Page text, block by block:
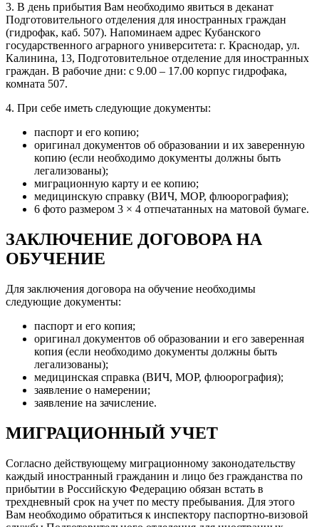
3. В день прибытия Вам необходимо явиться в деканат
Подготовительного отделения для иностранных граждан
(гидрофак, каб. 507). Напоминаем адрес Кубанского
государственного аграрного университета: г. Краснодар, ул.
Калинина, 13, Подготовительное отделение для иностранных
граждан. В рабочие дни: с 9.00 – 17.00 корпус гидрофака,
комната 507.
4. При себе иметь следующие документы:
паспорт и его копию;
оригинал документов об образовании и их заверенную
копию (если необходимо документы должны быть
легализованы);
миграционную карту и ее копию;
медицинскую справку (ВИЧ, МОР, флюорография);
6 фото размером 3 × 4 отпечатанных на матовой бумаге.
ЗАКЛЮЧЕНИЕ ДОГОВОРА НА
ОБУЧЕНИЕ
Для заключения договора на обучение необходимы
следующие документы:
паспорт и его копия;
оригинал документов об образовании и его заверенная
копия (если необходимо документы должны быть
легализованы);
медицинская справка (ВИЧ, МОР, флюорография);
заявление о намерении;
заявление на зачисление.
МИГРАЦИОННЫЙ УЧЕТ
Согласно действующему миграционному законодательству
каждый иностранный гражданин и лицо без гражданства по
прибытии в Российскую Федерацию обязан встать в
трехдневный срок на учет по месту пребывания. Для этого
Вам необходимо обратиться к инспектору паспортно-визовой